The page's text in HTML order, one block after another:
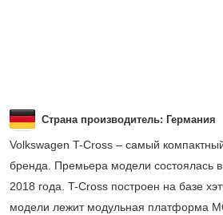
Страна производитель: Германия
Volkswagen T-Cross – самый
бренда. Премьера модели состоялась
2018 года. T-Cross построен на базе
модели лежит модульная платформа